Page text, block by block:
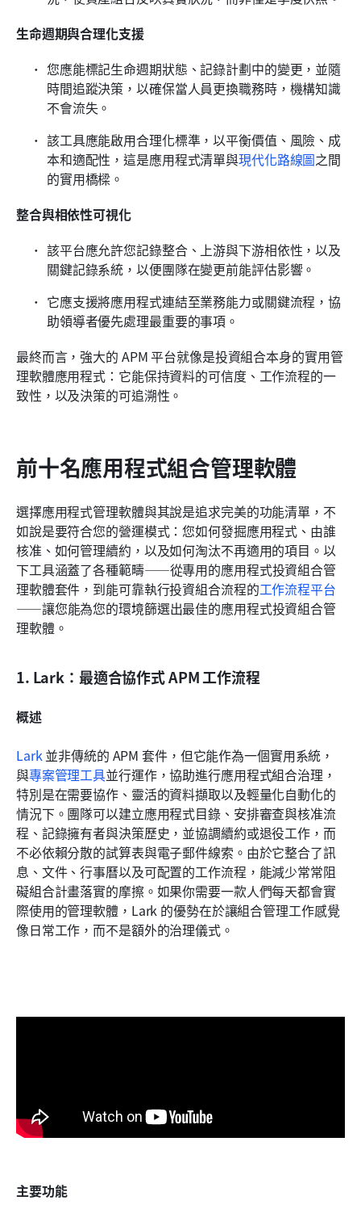
生命週期與合理化支援
您應能標記生命週期狀態、記錄計劃中的變更，並隨
時間追蹤決策，以確保當人員更換職務時，機構知識
不會流失。
該工具應能啟用合理化標準，以平衡價值、風險、成
本和適配性，這是應用程式清單與現代化路線圖之間
的實用橋樑。
整合與相依性可視化
該平台應允許您記錄整合、上游與下游相依性，以及
關鍵記錄系統，以便團隊在變更前能評估影響。
它應支援將應用程式連結至業務能力或關鍵流程，協
助領導者優先處理最重要的事項。
最終而言，強大的 APM 平台就像是投資組合本身的實用管
理軟體應用程式：它能保持資料的可信度、工作流程的一
致性，以及決策的可追溯性。
前十名應用程式組合管理軟體
選擇應用程式管理軟體與其說是追求完美的功能清單，不
如說是要符合您的營運模式：您如何發掘應用程式、由誰
核准、如何管理續約，以及如何淘汰不再適用的項目。以
下工具涵蓋了各種範疇——從專用的應用程式投資組合管
理軟體套件，到能可靠執行投資組合流程的工作流程平台
——讓您能為您的環境篩選出最佳的應用程式投資組合管
理軟體。
1. Lark：最適合協作式 APM 工作流程
概述
Lark 並非傳統的 APM 套件，但它能作為一個實用系統，
與專案管理工具並行運作，協助進行應用程式組合治理，
特別是在需要協作、靈活的資料擷取以及輕量化自動化的
情況下。團隊可以建立應用程式目錄、安排審查與核准流
程、記錄擁有者與決策歷史，並協調續約或退役工作，而
不必依賴分散的試算表與電子郵件線索。由於它整合了訊
息、文件、行事曆以及可配置的工作流程，能減少常常阻
礙組合計畫落實的摩擦。如果你需要一款人們每天都會實
際使用的管理軟體，Lark 的優勢在於讓組合管理工作感覺
像日常工作，而不是額外的治理儀式。
主要功能